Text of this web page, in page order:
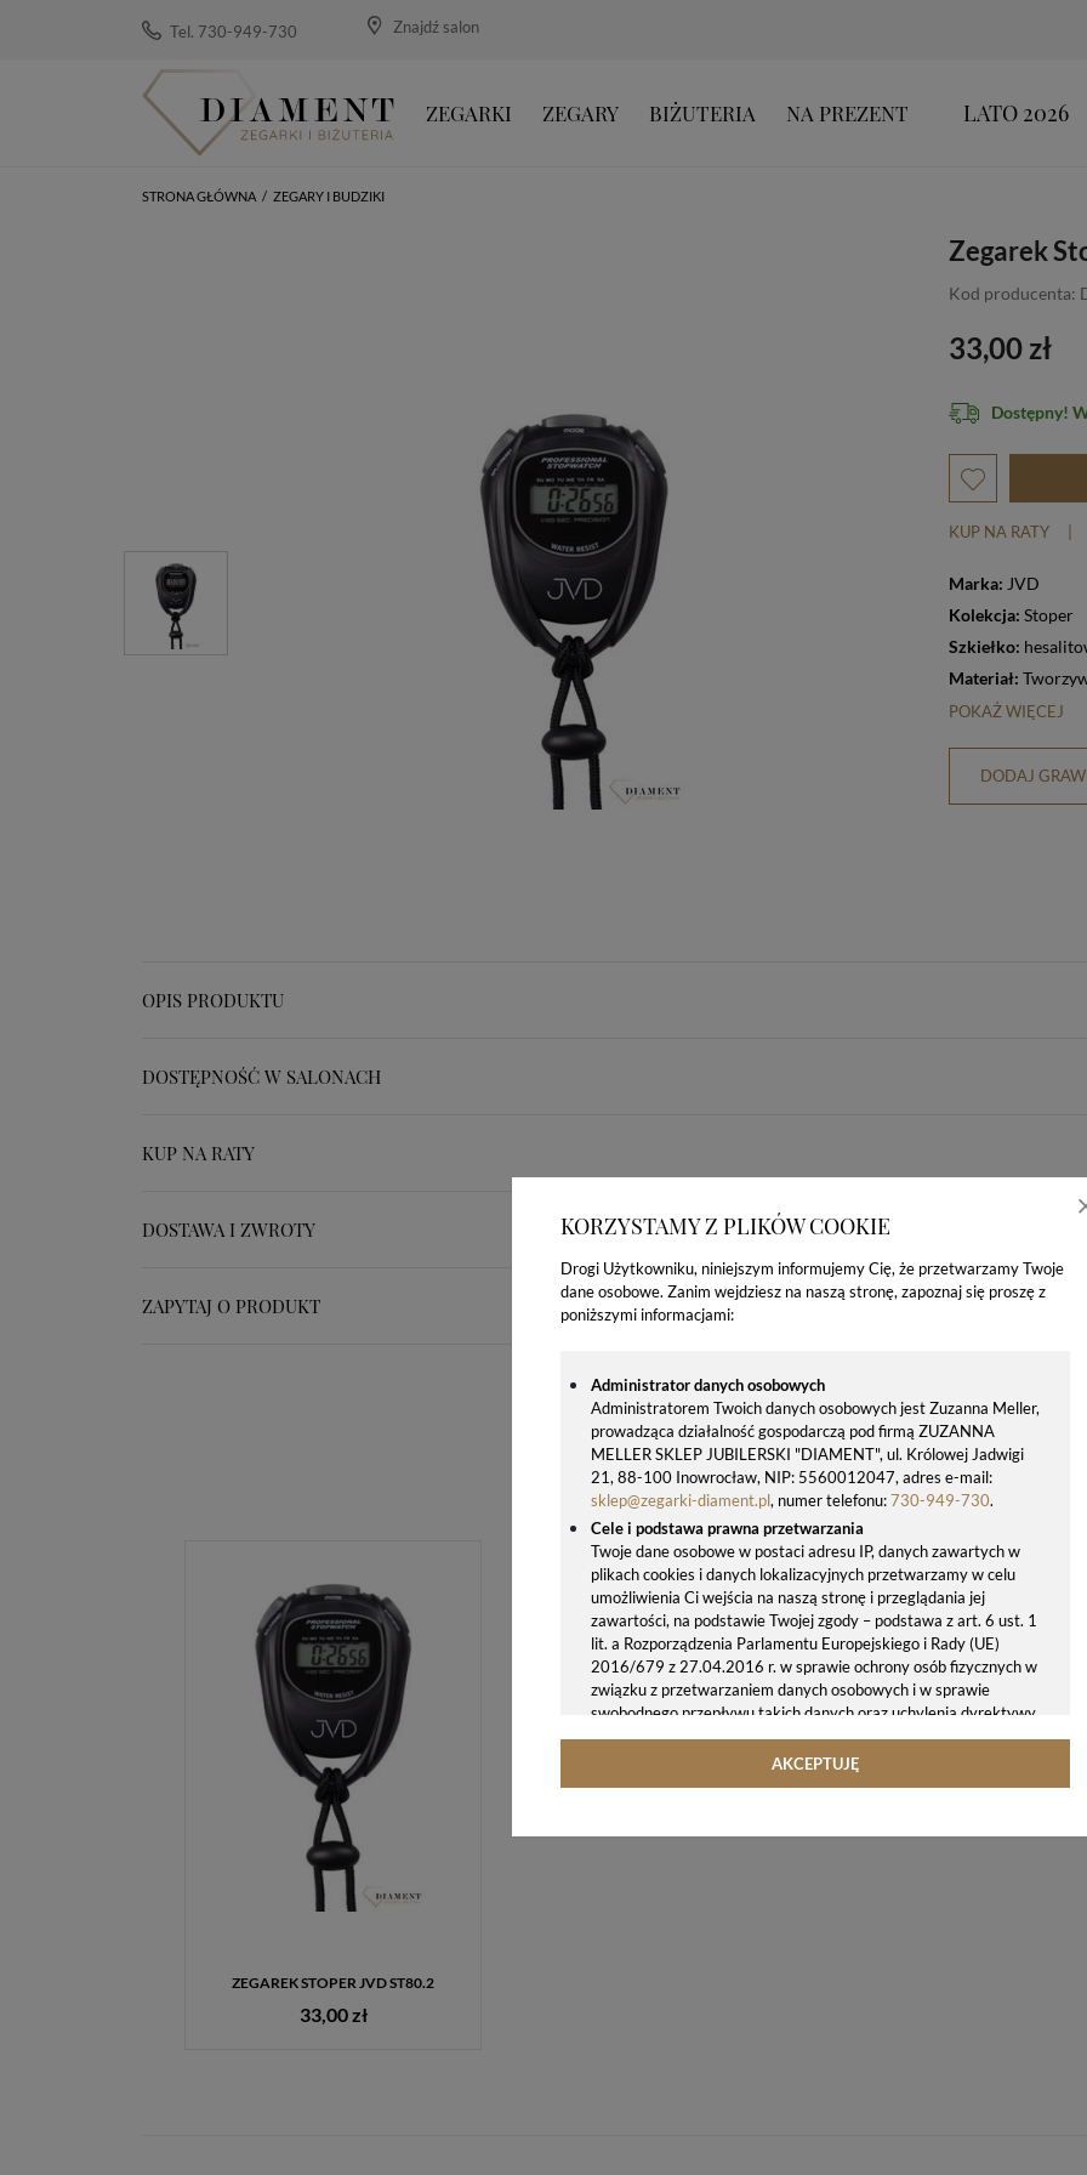
KORZYSTAMY Z PLIKÓW COOKIE
Drogi Użytkowniku, niniejszym informujemy Cię, że przetwarzamy Twoje
dane osobowe. Zanim wejdziesz na naszą stronę, zapoznaj się proszę z
poniższymi informacjami:
Administrator danych osobowych
Administratorem Twoich danych osobowych jest Zuzanna Meller,
prowadząca działalność gospodarczą pod firmą ZUZANNA
MELLER SKLEP JUBILERSKI "DIAMENT", ul. Królowej Jadwigi
21, 88-100 Inowrocław, NIP: 5560012047, adres e-mail:
sklep@zegarki-diament.pl, numer telefonu:730-949-730.
Cele i podstawa prawna przetwarzania
Twoje dane osobowe w postaci adresu IP, danych zawartych w
plikach cookies i danych lokalizacyjnych przetwarzamy w celu
umożliwienia Ci wejścia na naszą stronę i przeglądania jej
zawartości, na podstawie Twojej zgody – podstawa z art. 6 ust. 1
lit. a Rozporządzenia Parlamentu Europejskiego i Rady (UE)
2016/679 z 27.04.2016 r. w sprawie ochrony osób fizycznych w
związku z przetwarzaniem danych osobowych i w sprawie
swobodnego przepływu takich danych oraz uchylenia dyrektywy
95/46/WE (ogólne rozporządzenie o ochronie danych, tj. RODO).
Twoje dane osobowe możemy udostępniać hostingodawcy. Takie
zgodnie z naszymi poleceniami. Przekazujemy Twoje dane poza
AKCEPTUJĘ
Tel. 730-949-730 Znajdź salon
ZEGARKI ZEGARY BIŻUTERIA NA PREZENT LATO 2026
STRONA GŁÓWNA / ZEGARY I BUDZIKI
Zegarek
Kod producenta:
33,00 zł
Dostępny!
KUP NA RATY
Marka: JVD
Kolekcja: Stoper
Szkiełko:
Materiał:
POKAŻ WIĘCEJ
DODAJ
OPIS PRODUKTU
DOSTĘPNOŚĆ W SALONACH
KUP NA RATY
DOSTAWA I ZWROTY
ZAPYTAJ O PRODUKT
OSTATNIO OGLĄDANE PRODUKTY
ZEGAREK STOPER JVD ST80.2
33,00 zł